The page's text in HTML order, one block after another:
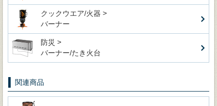
クックウエア/火器 >
バーナー
防災 >
バーナー/たき火台
関連商品